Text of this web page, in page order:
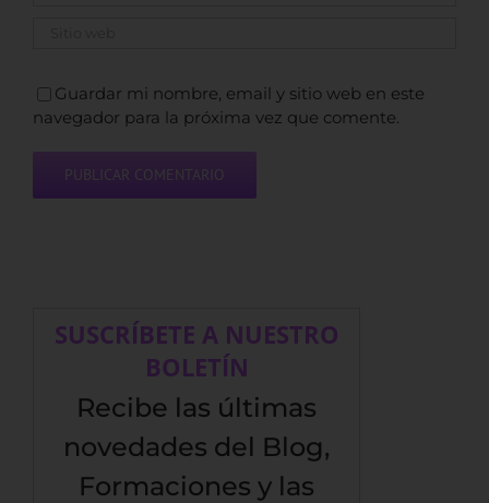
Guardar mi nombre, email y sitio web en este
navegador para la próxima vez que comente.
SUSCRÍBETE A NUESTRO
BOLETÍN
Recibe las últimas
novedades del Blog,
Formaciones y las